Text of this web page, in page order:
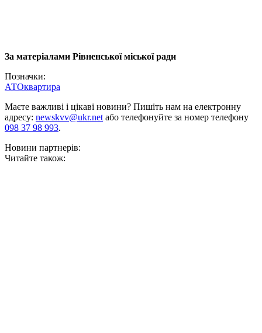
За матеріалами Рівненської міської ради
Позначки:
АТОквартира
Маєте важливі і цікаві новини? Пишіть нам на електронну
адресу: newskvv@ukr.netабо телефонуйте за номер телефону
098 37 98 993.
Новини партнерів:
Читайте також: